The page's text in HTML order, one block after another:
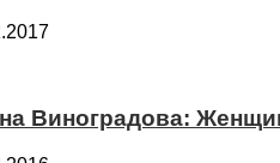
Виноградова: